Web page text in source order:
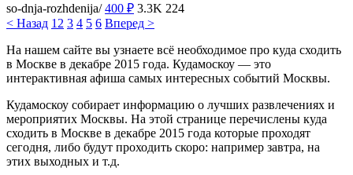
so-dnja-rozhdenija/ 400 ₽ 3.3K 224
< Назад 1 2 3 4 5 6 Вперед >
На нашем сайте вы узнаете всё необходимое про куда сходить
в Москве в декабре 2015 года. Кудамоскоу — это
интерактивная афиша самых интересных событий Москвы.
Кудамоскоу собирает информацию о лучших развлечениях и
мероприятих Москвы. На этой странице перечислены куда
сходить в Москве в декабре 2015 года которые проходят
сегодня, либо будут проходить скоро: например завтра, на
этих выходных и т.д.